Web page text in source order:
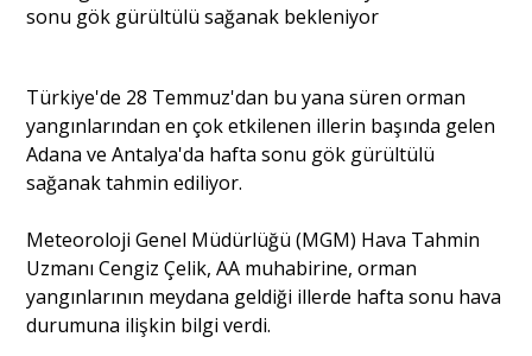
Dünya
Söyleşi
Türkiye'de 28 Temmuz'dan bu yana süren orman
yangınlarından en çok etkilenen illerin başında gelen
Adana ve Antalya'da hafta sonu gök gürültülü
sağanak tahmin ediliyor.
Meteoroloji Genel Müdürlüğü (MGM) Hava Tahmin
Uzmanı Cengiz Çelik, AA muhabirine, orman
yangınlarının meydana geldiği illerde hafta sonu hava
durumuna ilişkin bilgi verdi.